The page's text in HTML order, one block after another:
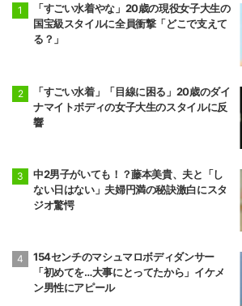
「すごい水着やな」20歳の現役女子大生の
国宝級スタイルに全員衝撃「どこで支えて
る？」
「すごい水着」「目線に困る」20歳のダイ
ナマイトボディの女子大生のスタイルに反
響
中2男子がいても！？藤本美貴、夫と「し
ない日はない」夫婦円満の秘訣激白にスタ
ジオ驚愕
154センチのマシュマロボディダンサー
「初めてを…大事にとってたから」イケメ
ン男性にアピール